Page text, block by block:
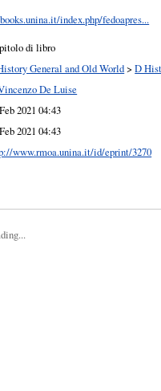
index.php/fedoapres...
di libro
General and Old World>D
De Luise
2021 04:43
2021 04:43
www.rmoa.unina.it/id/eprint/3270